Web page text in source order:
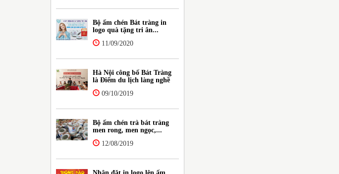
Bộ ấm chén Bát tràng in
logo quà tặng tri ân...
11/09/2020
Hà Nội công bố Bát Tràng
là Điểm du lịch làng nghề
09/10/2019
Bộ ấm chén trà bát tràng
men rong, men ngọc,...
12/08/2019